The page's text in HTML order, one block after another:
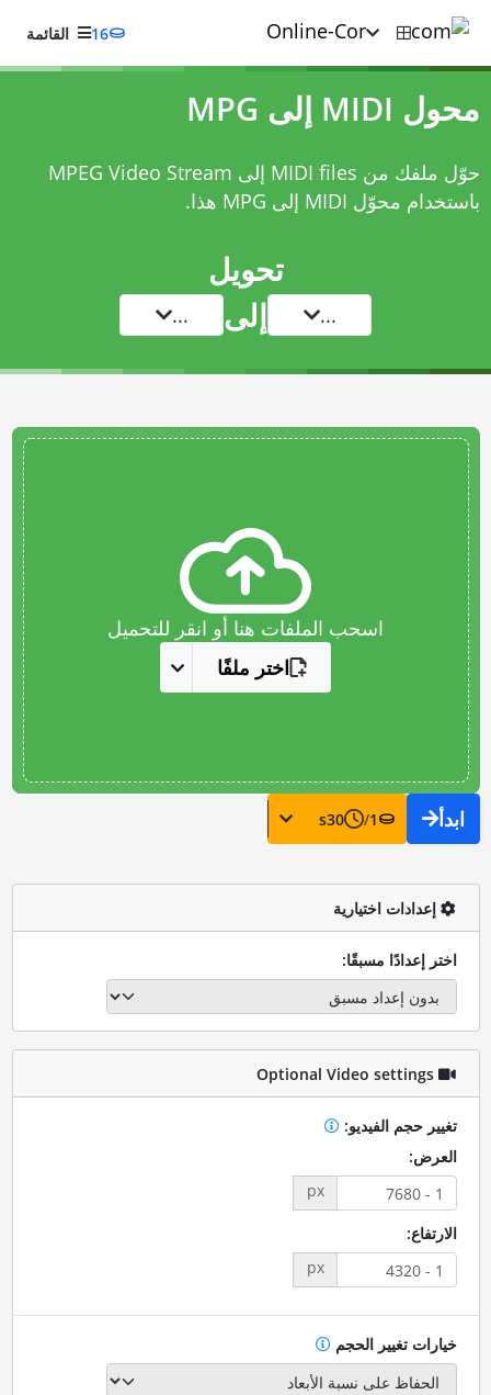
16 القائمة
محول MIDI إلى MPG
حوّل ملفك من MIDI files إلى MPEG Video Stream
باستخدام محوّل MIDI إلى MPG هذا.
تحويل
... إلى ...
اسحب الملفات هنا أو انقر للتحميل
اختر ملفًا
ابدأ 1
/
30
s
إعدادات اختيارية
اختر إعدادًا مسبقًا:
Optional Video settings
تغيير حجم الفيديو:
العرض:
px
الارتفاع:
px
خيارات تغيير الحجم